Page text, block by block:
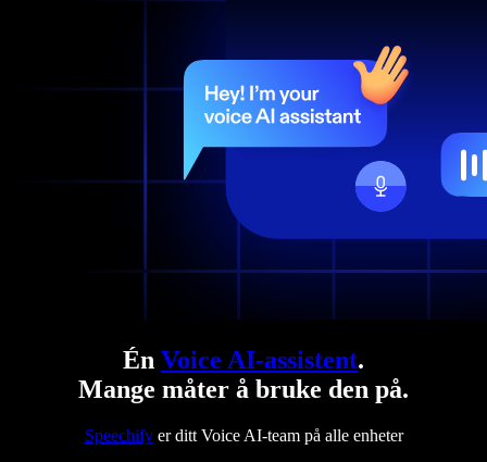
Én Voice AI-assistent.
Mange måter å bruke den på.
Speechifyer ditt Voice AI-team på alle enheter